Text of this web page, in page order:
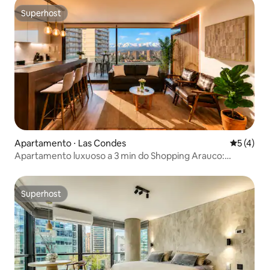
Superhost
Superhost
Apartamento ⋅ Las Condes 5 de
5 (4)
Apartamento luxuoso a 3 min do Shopping Arauco:
Superhost
Superhost